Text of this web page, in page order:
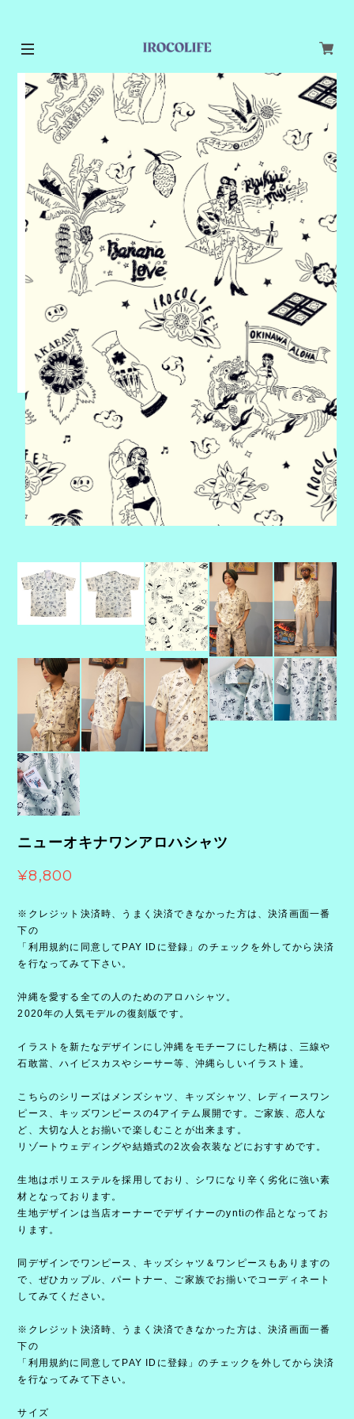
ニューオキナワンアロハシャツ
¥8,800
※クレジット決済時、うまく決済できなかった方は、決済画面一番
下の
「利用規約に同意してPAY IDに登録」のチェックを外してから決済
を行なってみて下さい。
沖縄を愛する全ての人のためのアロハシャツ。
2020年の人気モデルの復刻版です。
イラストを新たなデザインにし沖縄をモチーフにした柄は、三線や
石敢當、ハイビスカスやシーサー等、沖縄らしいイラスト達。
こちらのシリーズはメンズシャツ、キッズシャツ、レディースワン
ピース、キッズワンピースの4アイテム展開です。ご家族、恋人な
ど、大切な人とお揃いで楽しむことが出来ます。
リゾートウェディングや結婚式の2次会衣装などにおすすめです。
生地はポリエステルを採用しており、シワになり辛く劣化に強い素
材となっております。
生地デザインは当店オーナーでデザイナーのyntiの作品となってお
ります。
同デザインでワンピース、キッズシャツ＆ワンピースもありますの
で、ぜひカップル、パートナー、ご家族でお揃いでコーディネート
してみてください。
※クレジット決済時、うまく決済できなかった方は、決済画面一番
下の
「利用規約に同意してPAY IDに登録」のチェックを外してから決済
を行なってみて下さい。
サイズ